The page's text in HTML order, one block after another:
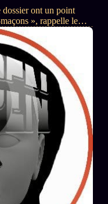
dossier ont un point
», rappelle le
un non-dit de ce procès
de la puissance